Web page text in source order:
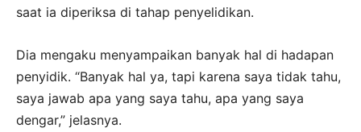
saat ia diperiksa di tahap penyelidikan.
Dia mengaku menyampaikan banyak hal di hadapan
penyidik. “Banyak hal ya, tapi karena saya tidak tahu,
saya jawab apa yang saya tahu, apa yang saya
dengar,” jelasnya.